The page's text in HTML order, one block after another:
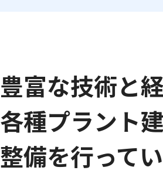
豊富な技術と
各種プラント
整備を行ってい